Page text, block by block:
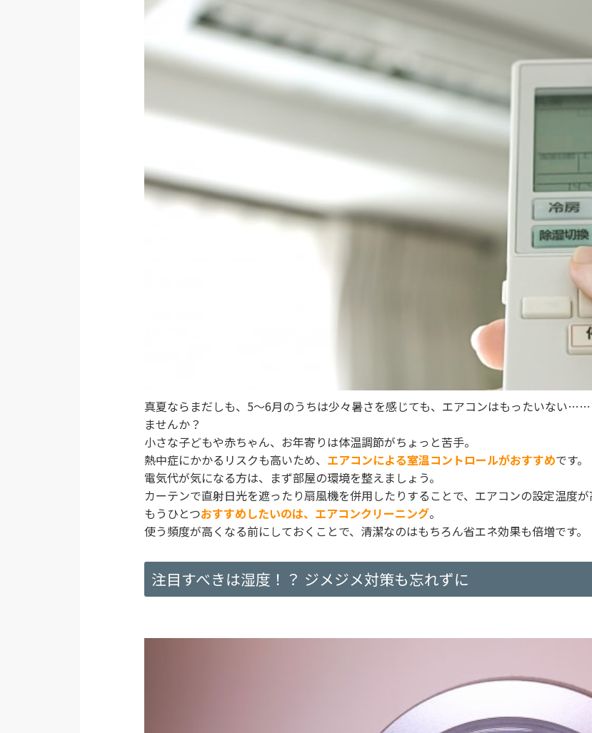
真夏ならまだしも、5～6月のうちは少々暑さを感じても、エアコンはもったいない
ませんか？
小さな子どもや赤ちゃん、お年寄りは体温調節がちょっと苦手。
熱中症にかかるリスクも高いため、 エアコンによる室温コントロールがおすすめです。
電気代が気になる方は、まず部屋の環境を整えましょう。
カーテンで直射日光を遮ったり扇風機を併用したりすることで、エアコンの設定温度が
もうひとつおすすめしたいのは、エアコンクリーニング。
使う頻度が高くなる前にしておくことで、清潔なのはもちろん省エネ効果も倍増です。
注目すべきは湿度！？ ジメジメ対策も忘れずに